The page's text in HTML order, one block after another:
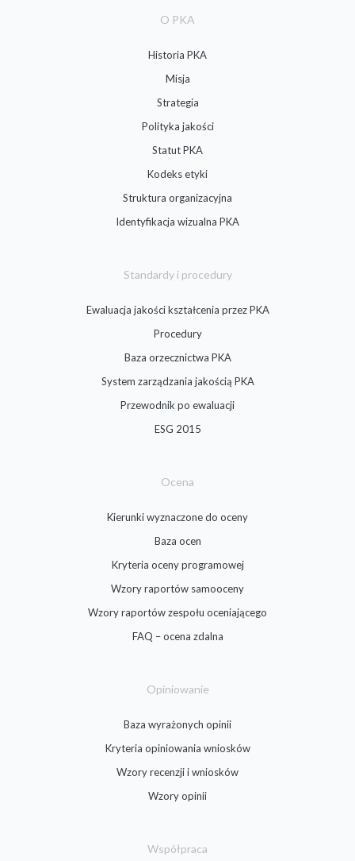
O PKA
Historia PKA
Misja
Strategia
Polityka jakości
Statut PKA
Kodeks etyki
Struktura organizacyjna
Identyfikacja wizualna PKA
Standardy i procedury
Ewaluacja jakości kształcenia przez PKA
Procedury
Baza orzecznictwa PKA
System zarządzania jakością PKA
Przewodnik po ewaluacji
ESG 2015
Ocena
Kierunki wyznaczone do oceny
Baza ocen
Kryteria oceny programowej
Wzory raportów samooceny
Wzory raportów zespołu oceniającego
FAQ – ocena zdalna
Opiniowanie
Baza wyrażonych opinii
Kryteria opiniowania wniosków
Wzory recenzji i wniosków
Wzory opinii
Współpraca